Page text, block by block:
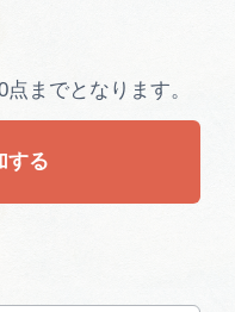
までとなります。
する